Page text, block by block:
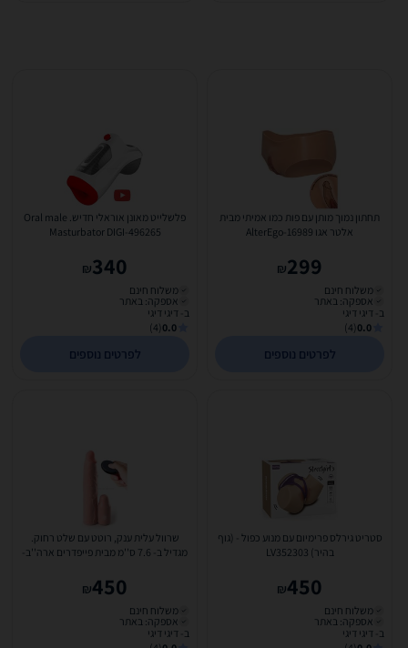
תחתון נמוך מותן עם פות כמו אמיתי מבית
אלטר אגו AlterEgo-16989
299
₪
משלוח חינם
אספקה: באתר
ב- דיגי דיגי
0.0
(4)
לפרטים נוספים
פלשלייט מאונן אוראלי חדיש. Oral male
Masturbator DIGI-496265
340
₪
משלוח חינם
אספקה: באתר
ב- דיגי דיגי
0.0
(4)
לפרטים נוספים
סטריט גירלס פרימיום עם מנוע כפול - (גוף
בהיר) LV352303
450
₪
משלוח חינם
אספקה: באתר
ב- דיגי דיגי
שרוול עלית ענק, רוטט עם שלט רחוק.
מגדיל ב- 7.6 ס''מ מבית פייפדרים ארה''ב-
450
₪
משלוח חינם
אספקה: באתר
ב- דיגי דיגי